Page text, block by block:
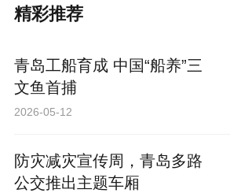
精彩推荐
青岛工船育成 中国“船养”三
文鱼首捕
2026-05-12
防灾减灾宣传周，青岛多路
公交推出主题车厢